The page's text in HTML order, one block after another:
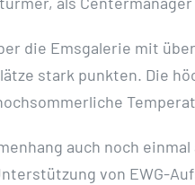
die Emsgalerie mit
stark punkten. Die
auch noch
von EWG-